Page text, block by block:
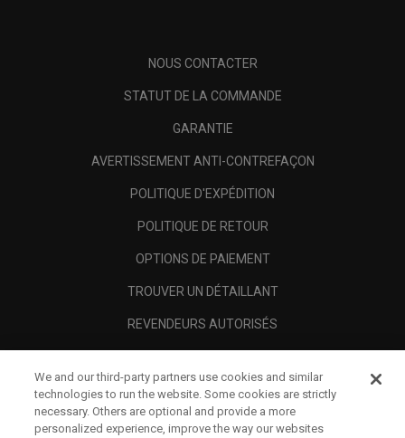
NOUS CONTACTER
STATUT DE LA COMMANDE
GARANTIE
AVERTISSEMENT ANTI-CONTREFAÇON
POLITIQUE D'EXPÉDITION
POLITIQUE DE RETOUR
OPTIONS DE PAIEMENT
TROUVER UN DÉTAILLANT
REVENDEURS AUTORISÉS
A PROPOS
MENTIONS LÉGALES
We and our third-party partners use cookies and similar
technologies to run the website. Some cookies are strictly
necessary. Others are optional and provide a more
personalized experience, improve the way our websites